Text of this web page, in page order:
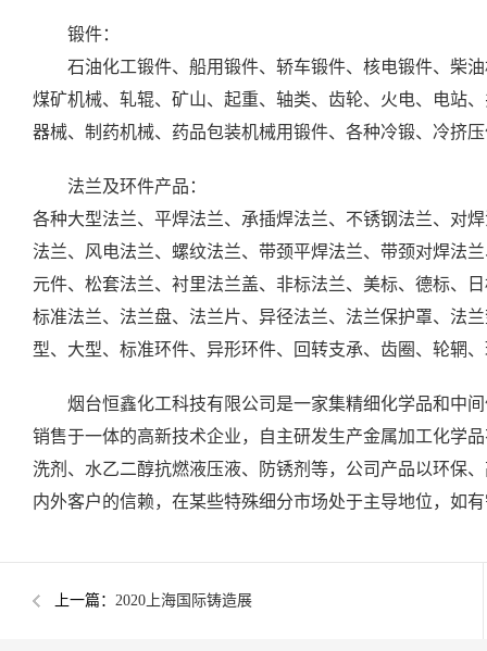
锻件：
石油化工锻件、船用锻件、轿车锻件、核电锻件、柴油
煤矿机械、轧辊、矿山、起重、轴类、齿轮、火电、电站
器械、制药机械、药品包装机械用锻件、各种冷锻、冷挤
法兰及环件产品：
各种大型法兰、平焊法兰、承插焊法兰、不锈钢法兰、对
法兰、风电法兰、螺纹法兰、带颈平焊法兰、带颈对焊法
元件、松套法兰、衬里法兰盖、非标法兰、美标、德标、
标准法兰、法兰盘、法兰片、异径法兰、法兰保护罩、法
型、大型、标准环件、异形环件、回转支承、齿圈、轮辋
烟台恒鑫化工科技有限公司是一家集精细化学品和中
销售于一体的高新技术企业，自主研发生产金属加工化学
洗剂、水乙二醇抗燃液压液、防锈剂等，公司产品以环保
内外客户的信赖，在某些特殊细分市场处于主导地位，如
上一篇： 2020上海国际铸造展